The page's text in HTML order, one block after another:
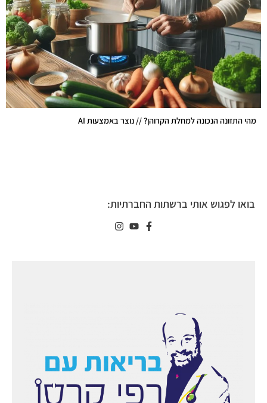
מהי התזונה הנכונה למחלת הקרוהן? // נוצר באמצעות AI
בואו לפגוש אותי ברשתות החברתיות: